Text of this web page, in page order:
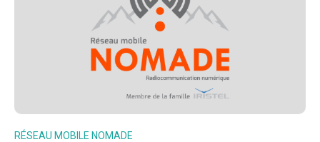
RÉSEAU MOBILE NOMADE